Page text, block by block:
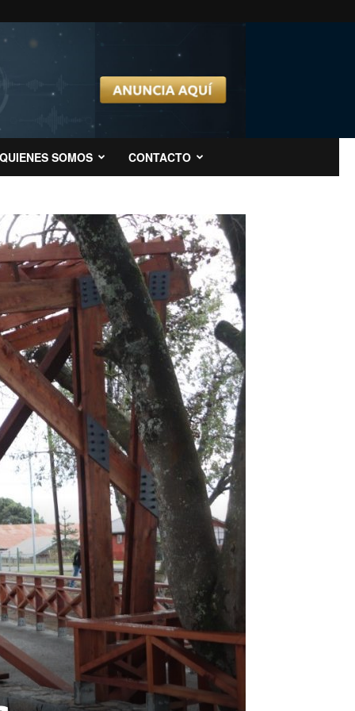
QUIENES SOMOS CONTACTO